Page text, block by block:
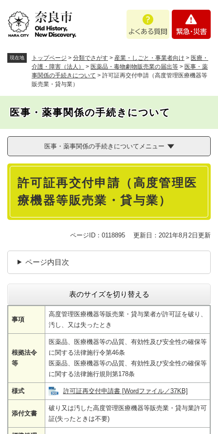
あ
問
・
現在地 トップページ > 分類でさがす > 産業・しごと・事業者向け > 医療・
介護・障害（法人）
> 医薬品・毒物劇物販売業の届出等 > 医事・薬
事関係の手続きについて > 許可証再交付申請（高度管理医療機器等
販売業・貸与業）
医事・薬事関係の手続きについて
医事・薬事関係の手続きについてメニュー
本
許可証再交付申請（高度管理医
療機器等販売業・貸与業）
ページID：0118895 更新日：2021年8月2日更新
ページ内目次
表のサイズを切り替える
事項
高度管理医療機器等販売業・貸与業者が許可証を破り、
汚し、又は失ったとき
根拠法令
等
医薬品、医療機器等の品質、有効性及び安全性の確保等
に関する法律施行令第46条
医薬品、医療機器等の品質、有効性及び安全性の確保等
に関する法律施行規則第178条
様式 許可証再交付申請書 [Wordファイル／37KB]
添付文書
破り又は汚した高度管理医療機器等販売業・貸与業許可
証(失ったときは不要)